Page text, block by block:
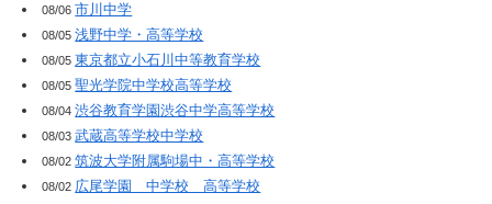
08/06市川中学
08/05浅野中学・高等学校
08/05東京都立小石川中等教育学校
08/05聖光学院中学校高等学校
08/04渋谷教育学園渋谷中学高等学校
08/03武蔵高等学校中学校
08/02筑波大学附属駒場中・高等学校
08/02 広尾学園 中学校 高等学校